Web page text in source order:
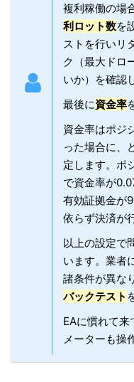
複利稼働の場
利ロット数を
ストを行いリ
ク（最大ドロ
いか）を確認
最後に資金率
資金率はポジ
った場合に、
定します。ポ
で資金率が
有効証拠金が
依らず決済が
以上の設定で
います。業者
諸条件が異な
バックテスト
EAに慣れて
メーターも操